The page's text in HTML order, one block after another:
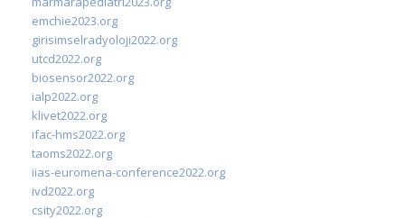
emchie2023.org
girisimselradyoloji2022.org
utcd2022.org
biosensor2022.org
ialp2022.org
klivet2022.org
ifac-hms2022.org
taoms2022.org
iias-euromena-conference2022.org
ivd2022.org
csity2022.org